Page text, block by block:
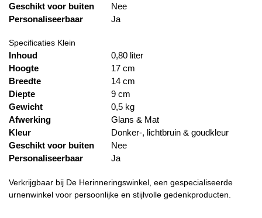
Geschikt voor buiten
Nee
Personaliseerbaar
Ja
Specificaties Klein
Inhoud
0,80 liter
Hoogte
17 cm
Breedte
14 cm
Diepte
9 cm
Gewicht
0,5 kg
Afwerking
Glans & Mat
Kleur
Donker-, lichtbruin & goudkleur
Geschikt voor buiten
Nee
Personaliseerbaar
Ja
Verkrijgbaar bij De Herinneringswinkel, een gespecialiseerde
urnenwinkel voor persoonlijke en stijlvolle gedenkproducten.